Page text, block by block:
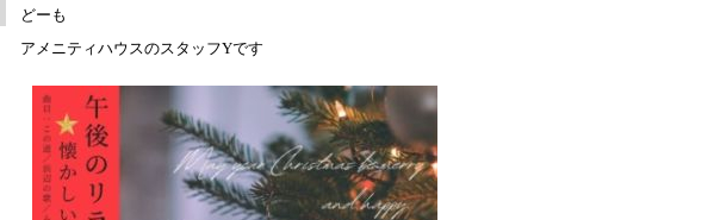
どーも
アメニティハウスのスタッフYです